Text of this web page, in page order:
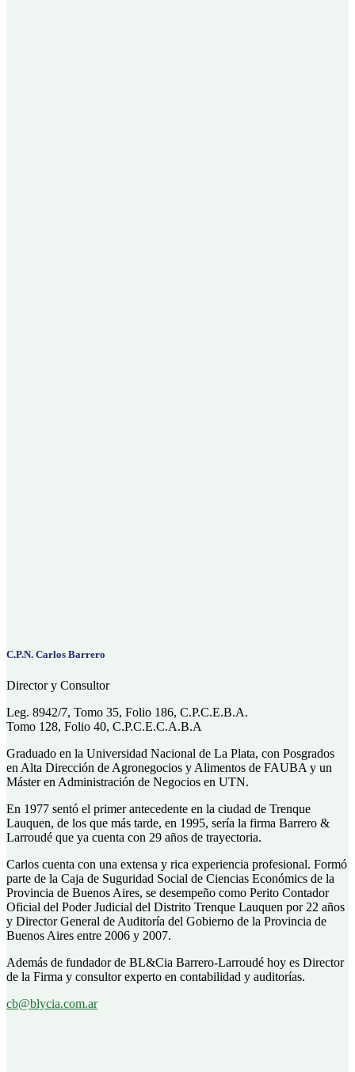
C.P.N. Carlos Barrero
Director y Consultor
Leg. 8942/7, Tomo 35, Folio 186, C.P.C.E.B.A.
Tomo 128, Folio 40, C.P.C.E.C.A.B.A
Graduado en la Universidad Nacional de La Plata, con Posgrados
en Alta Dirección de Agronegocios y Alimentos de FAUBA y un
Máster en Administración de Negocios en UTN.
En 1977 sentó el primer antecedente en la ciudad de Trenque
Lauquen, de los que más tarde, en 1995, sería la firma Barrero &
Larroudé que ya cuenta con 29 años de trayectoria.
Carlos cuenta con una extensa y rica experiencia profesional. Formó
parte de la Caja de Suguridad Social de Ciencias Económics de la
Provincia de Buenos Aires, se desempeño como Perito Contador
Oficial del Poder Judicial del Distrito Trenque Lauquen por 22 años
y Director General de Auditoría del Gobierno de la Provincia de
Buenos Aires entre 2006 y 2007.
Además de fundador de BL&Cia Barrero-Larroudé hoy es Director
de la Firma y consultor experto en contabilidad y auditorías.
cb@blycia.com.ar